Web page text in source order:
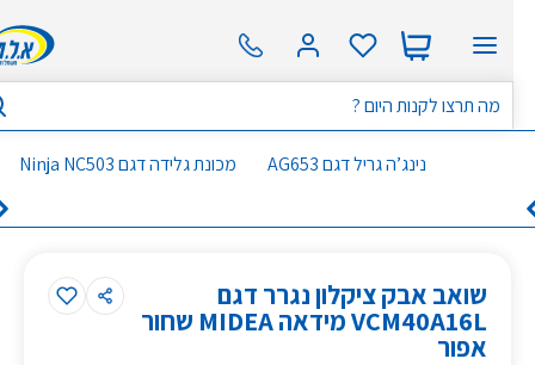
נינג’ה גריל דגם AG653 מכונת גלידה דגם Ninja NC503
שואב אבק ציקלון נגרר דגם
VCM40A16L מידאה MIDEA שחור
אפור